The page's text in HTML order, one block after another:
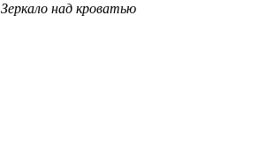
Зеркало над кроватью